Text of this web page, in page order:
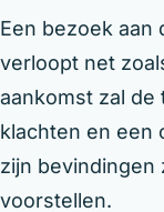
Een bezoek aan
verloopt net
aankomst zal de
klachten en een
zijn bevindingen
voorstellen.